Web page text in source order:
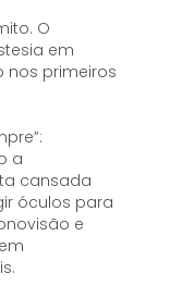
O
em
nos primeiros
a
cansada
óculos para
e